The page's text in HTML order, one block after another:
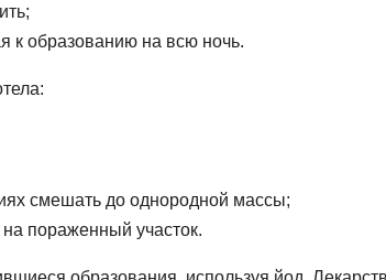
к образованию на всю ночь.
смешать до однородной массы;
на пораженный участок.